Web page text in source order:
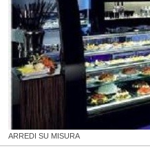
ARREDI SU MISURA